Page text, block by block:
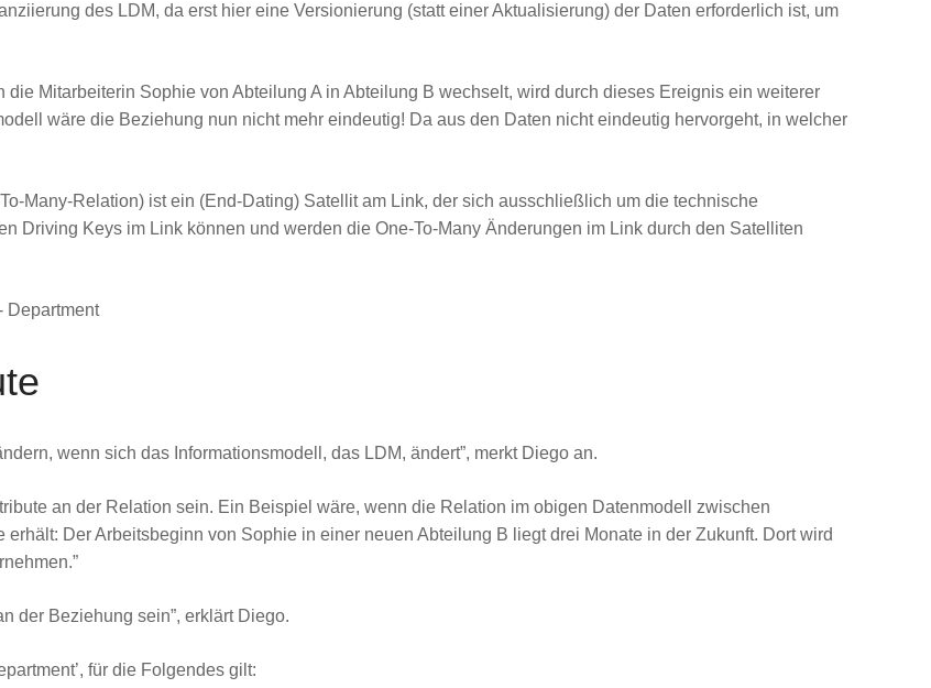
des LDM, da erst hier eine Versionierung (statt einer Aktualisierung) der Daten erforderlich ist, um
die Mitarbeiterin Sophie von Abteilung A in Abteilung B wechselt, wird durch dieses Ereignis ein weiterer
wäre die Beziehung nun nicht mehr eindeutig! Da aus den Daten nicht eindeutig hervorgeht, in welcher
Many-Relation) ist ein (End-Dating) Satellit am Link, der sich ausschließlich um die technische
Driving Keys im Link können und werden die One-To-Many Änderungen im Link durch den Satelliten
wenn sich das Informationsmodell, das LDM, ändert”, merkt Diego an.
an der Relation sein. Ein Beispiel wäre, wenn die Relation im obigen Datenmodell zwischen
erhält: Der Arbeitsbeginn von Sophie in einer neuen Abteilung B liegt drei Monate in der Zukunft. Dort wird
der Beziehung sein”, erklärt Diego.
für die Folgendes gilt: